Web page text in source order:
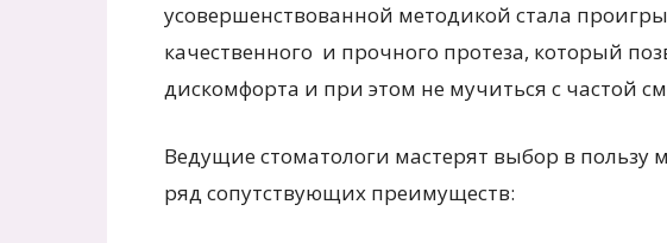
усовершенствованной методикой стала
качественного и прочного протеза, который
дискомфорта и при этом не мучиться с частой
Ведущие стоматологи мастерят выбор в пользу
ряд сопутствующих преимуществ: